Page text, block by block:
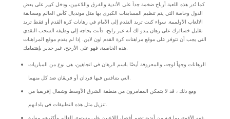
كما تُدر هذه اللعبة أرباح ضخمة جداَ على الأندية والفرق واللاعبين، ودخل كبير على بعض
الدول وخاصة التي يتم تنظيم المسابقات الكبرى بها مثل مونديال كأس العالم ومسابقة
الالعاب الأولمبية. سواء كنت تريد التقدم إلى الأمام في رهانات كرة القدم أو فقط تريد
تقليل خسائرك على رهان يبدو لك أنه غير رابح، فأنت بحاجة إلى وظيفة السحب النقدي
التي يجب أن تتوفر على موقع مراهنات كرة القدم اون لاين. إذا لم يقدم موقع المراهنات
هذه الخاصية، فهو على الأرجح، غير جدير بإهتمامك.
الرهانات وجهاً لوجه، والمعروفة أيضًا باسم الرهان في اتجاهين، هي نوع من المباريات
التي يتنافس فيها فردان أو فريقان ضد كل منهما.
ومع ذلك ، قد لا يتمكن المقامرون من منطقة الشرق الأوسط وشمال إفريقيا من
تنزيل مثل هذه التطبيقات في بلدانهم.
فهو الأقوى بما فيه من أندية تضم أفضل اللاعبين على مستوى العالم وأكثرهم مهارة.